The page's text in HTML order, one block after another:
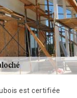
est certifiée